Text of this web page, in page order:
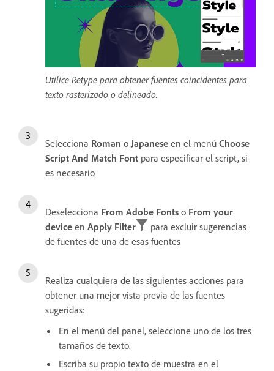
Utilice Retype para obtener fuentes coincidentes para
texto rasterizado o delineado.
Selecciona Roman oJapanese en el menú Choose
Script And Match Font para especificar el script, si
es necesario
Deselecciona From Adobe Fonts o From your
device en Apply Filter
para excluir sugerencias
de fuentes de una de esas fuentes
Realiza cualquiera de las siguientes acciones para
obtener una mejor vista previa de las fuentes
sugeridas:
En el menú del panel, seleccione uno de los tres
tamaños de texto.
Escriba su propio texto de muestra en el